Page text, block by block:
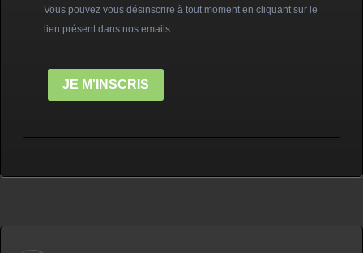
Vous pouvez vous désinscrire à tout moment en cliquant sur le
lien présent dans nos emails.
JE M'INSCRIS